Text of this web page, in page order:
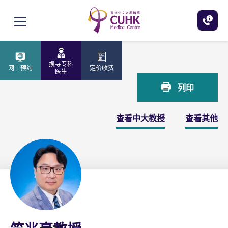
打开选单
网上预约
搜寻专科
医生
定价收费
主页 竺兆豪教授
列印
查看中大教授 查看其他